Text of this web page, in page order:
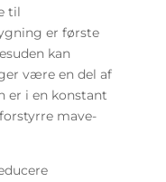
til
er første
kan
være en del af
er i en konstant
mave-